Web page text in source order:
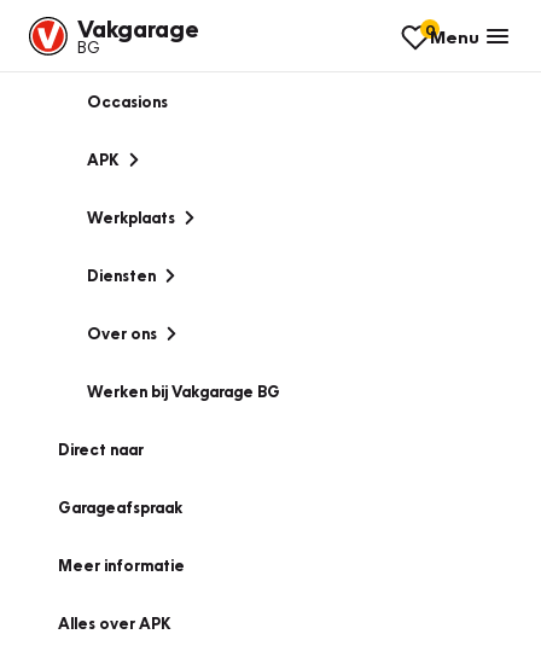
Vakgarage
BG
0Menu
Occasions
APK
Werkplaats
Diensten
Over ons
Werken bij Vakgarage BG
Direct naar
Garageafspraak
Meer informatie
Alles over APK